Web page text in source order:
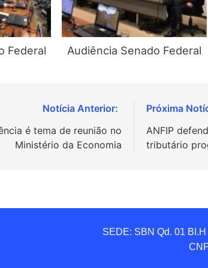
Federal Audiência Senado Federal
é tema de reunião no
Ministério da Economia
ANFIP
tributário
SEDE: SBN Qd. 01